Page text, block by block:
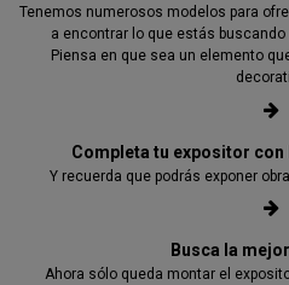
Tenemos numerosos modelos para
a encontrar lo que estás
Piensa en que sea un elemento
Completa tu expositor
Y recuerda que podrás exponer
Busca la
Ahora sólo queda montar el